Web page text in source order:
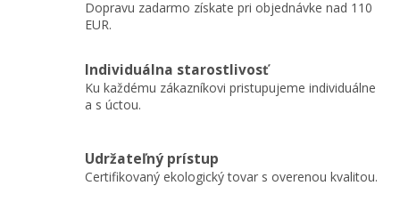
k
ý
p
Dopravu zadarmo získate pri objednávke nad 110
EUR.
Individuálna starostlivosť
Ku každému zákazníkovi pristupujeme individuálne
a s úctou.
Udržateľný prístup
Certifikovaný ekologický tovar s overenou kvalitou.